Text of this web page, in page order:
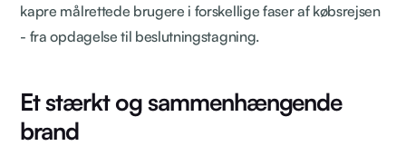
kapre målrettede brugere i forskellige faser af købsrejsen
- fra opdagelse til beslutningstagning.
Et stærkt og sammenhængende
brand